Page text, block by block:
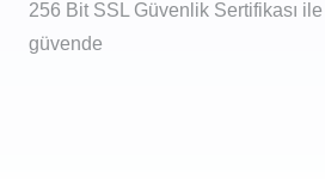
256 Bit SSL Güvenlik Sertifikası
güvende